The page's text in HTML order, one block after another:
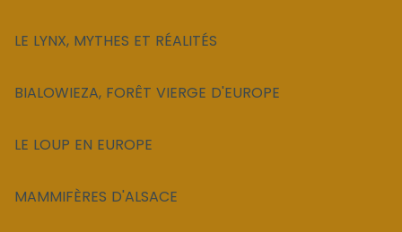
LE LYNX, MYTHES ET RÉALITÉS
BIALOWIEZA, FORÊT VIERGE D'EUROPE
LE LOUP EN EUROPE
MAMMIFÈRES D'ALSACE